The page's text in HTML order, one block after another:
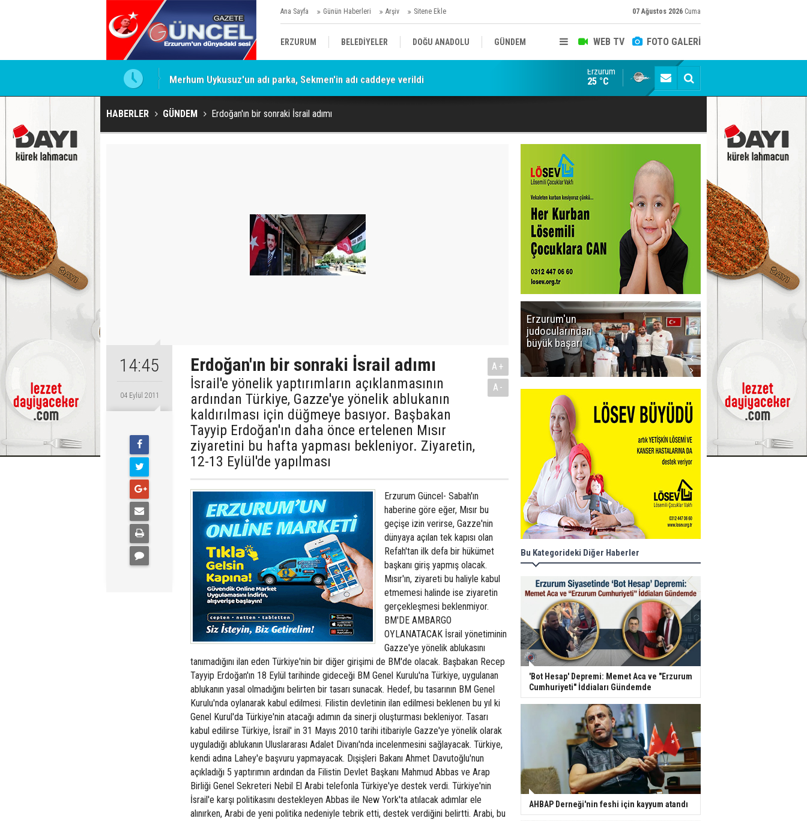
Ana Sayfa Günün Haberleri Arşiv Sitene Ekle 07 Ağustos 2026 Cuma
WEB TV FOTO GALERİ
ERZURUM BELEDİYELER DOĞU ANADOLU GÜNDEM
SİYASET AFAD/ SAVAŞ SPOR
KÜLTÜR/SANAT//MAĞAZİN
Merhum Uykusuz'un adı parka, Sekmen'in adı caddeye verildi Konuşanlar'a katıldı, söyledikleri başına iş açtı!
Erzurum
25 °C
HABERLER GÜNDEM Erdoğan'ın bir sonraki İsrail adımı
14:45
04 Eylül 2011
Erdoğan'ın bir sonraki İsrail adımı
İsrail'e yönelik yaptırımların açıklanmasının
ardından Türkiye, Gazze'ye yönelik ablukanın
kaldırılması için düğmeye basıyor. Başbakan
Tayyip Erdoğan'ın daha önce ertelenen Mısır
ziyaretini bu hafta yapması bekleniyor. Ziyaretin,
12-13 Eylül'de yapılması
A+
A-
Erzurum Güncel- Sabah'ın
haberine göre eğer, Mısır bu
geçişe izin verirse, Gazze'nin
dünyaya açılan tek kapısı olan
Refah'tan ilk defa bir hükümet
başkanı giriş yapmış olacak.
Mısır'ın, ziyareti bu haliyle kabul
etmemesi halinde ise ziyaretin
gerçekleşmesi beklenmiyor.
BM'DE AMBARGO
OYLANATACAK İsrail yönetiminin
Gazze'ye yönelik ablukasını
tanımadığını ilan eden Türkiye'nin bir diğer girişimi de BM'de olacak. Başbakan Recep
Tayyip Erdoğan'ın 18 Eylül tarihinde gideceği BM Genel Kurulu'na Türkiye, uygulanan
ablukanın yasal olmadığını belirten bir tasarı sunacak. Hedef, bu tasarının BM Genel
Kurulu'nda oylanarak kabul edilmesi. Filistin devletinin ilan edilmesi beklenen bu yıl ki
Genel Kurul'da Türkiye'nin atacağı adımın da sinerji oluşturması bekleniyor. Tasarı
kabul edilirse Türkiye, İsrail' in 31 Mayıs 2010 tarihi itibariyle Gazze'ye yönelik olarak
uyguladığı ablukanın Uluslararası Adalet Divanı'nda incelenmesini sağlayacak. Türkiye,
kendi adına Lahey'e başvuru yapmayacak. Dışişleri Bakanı Ahmet Davutoğlu'nun
açıkladığı 5 yaptırımın ardından da Filistin Devlet Başkanı Mahmud Abbas ve Arap
Birliği Genel Sekreteri Nebil El Arabi telefonla Türkiye'ye destek verdi. Türkiye'nin
İsrail'e karşı politikasını destekleyen Abbas ile New York'ta atılacak adımlar ele
alınırken, Arabi de yeni politika nedeniyle tebrik etti, destek verdiğini belirtti. Arabi, bu
Erzurum'un
judocularından
büyük başarı
Bu Kategorideki Diğer Haberler
'Bot Hesap' Depremi: Memet Aca ve "Erzurum
Cumhuriyeti" İddiaları Gündemde
AHBAP Derneği'nin feshi için kayyum atandı